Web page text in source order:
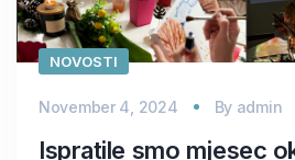
NOVOSTI
November 4, 2024 By admin
Ispratile smo mjesec